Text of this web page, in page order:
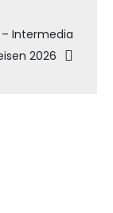
Intermedia
2026